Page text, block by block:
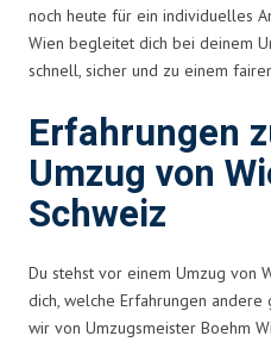
noch heute für ein individuelles
Wien begleitet dich bei deinem
schnell, sicher und zu einem
Erfahrungen
Umzug von
Schweiz
Du stehst vor einem Umzug von
dich, welche Erfahrungen andere
wir von Umzugsmeister Boehm